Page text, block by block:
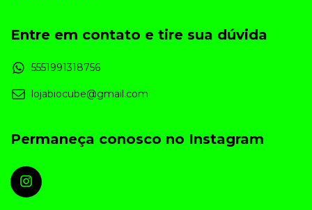
Entre em contato e tire sua dúvida
5551991318756
lojabiocube@gmail.com
Permaneça conosco no Instagram